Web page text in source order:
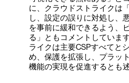
に、クラウドストライクは
し、設定の誤りに対処し、
を事前に緩和できるよう、
る」ともコメントしていま
ライクは主要CSPすべてと
め、保護を拡張し、プラッ
機能の実現を促進するとも